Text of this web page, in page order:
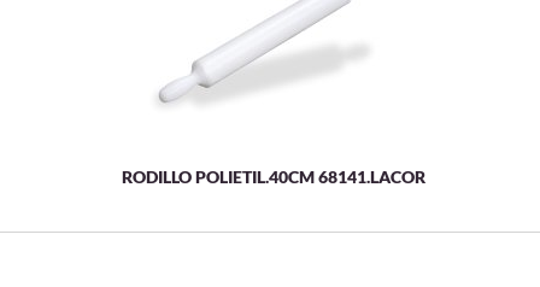
RODILLO POLIETIL.40CM 68141.LACOR